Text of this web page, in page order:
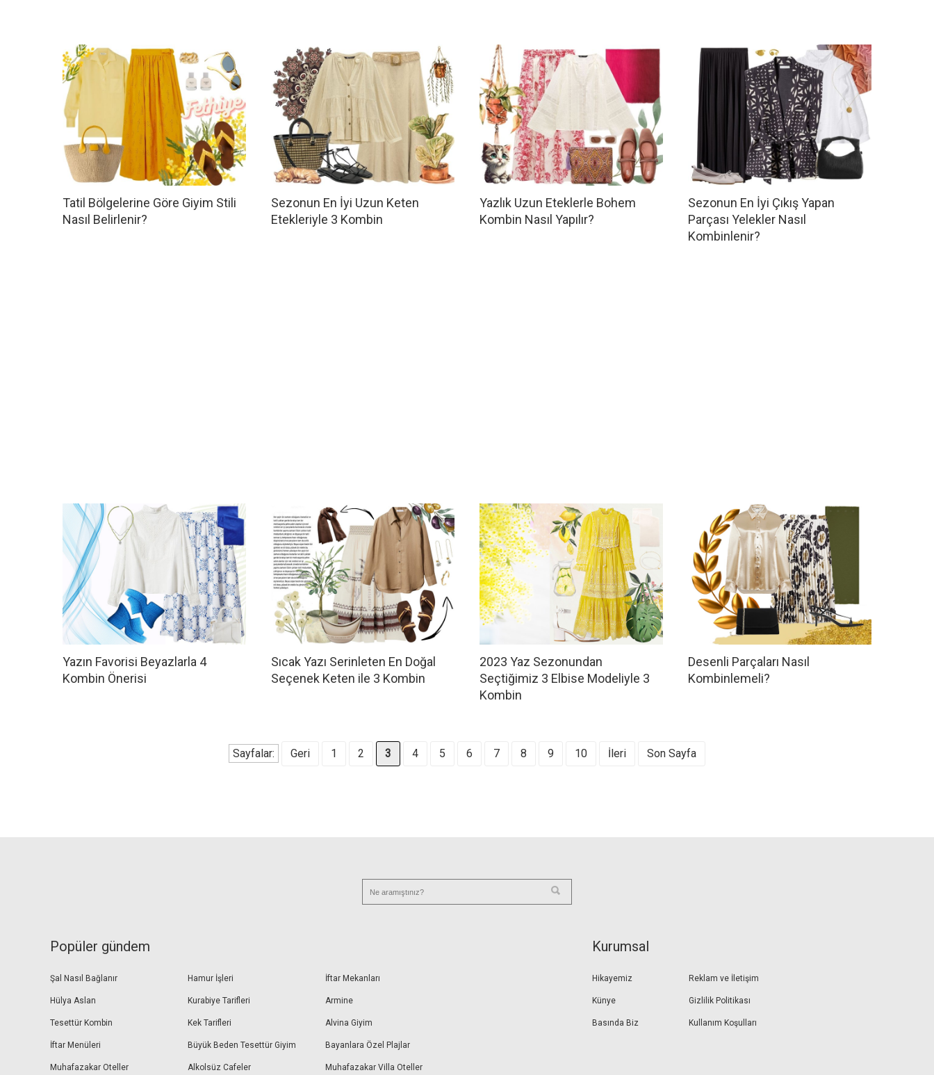
Tatil Bölgelerine Göre Giyim Stili
Nasıl Belirlenir?
Sezonun En İyi Uzun Keten
Etekleriyle 3 Kombin
Yazlık Uzun Eteklerle Bohem
Kombin Nasıl Yapılır?
Sezonun En İyi Çıkış Yapan
Parçası Yelekler Nasıl
Kombinlenir?
Yazın Favorisi Beyazlarla 4
Kombin Önerisi
Sıcak Yazı Serinleten En Doğal
Seçenek Keten ile 3 Kombin
2023 Yaz Sezonundan
Seçtiğimiz 3 Elbise Modeliyle 3
Kombin
Desenli Parçaları Nasıl
Kombinlemeli?
Sayfalar: Geri 1 2 3 4 5 6 7 8 9 10 İleri Son Sayfa
Popüler gündem
Şal Nasıl Bağlanır
Hülya Aslan
Tesettür Kombin
İftar Menüleri
Muhafazakar Oteller
Hamur İşleri
Kurabiye Tarifleri
Kek Tarifleri
Büyük Beden Tesettür Giyim
Alkolsüz Cafeler
İftar Mekanları
Armine
Alvina Giyim
Bayanlara Özel Plajlar
Muhafazakar Villa Oteller
Kurumsal
Hikayemiz
Künye
Basında Biz
Reklam ve İletişim
Gizlilik Politikası
Kullanım Koşulları